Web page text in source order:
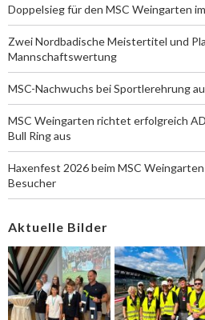
Doppelsieg für den MSC Weingarten
Zwei Nordbadische Meistertitel und
Mannschaftswertung
MSC-Nachwuchs bei Sportlerehrung
MSC Weingarten richtet erfolgreich
Bull Ring aus
Haxenfest 2026 beim MSC
Besucher
Aktuelle Bilder